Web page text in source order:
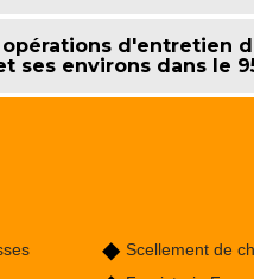
opérations d'entretien
ses environs dans le
Scellement de